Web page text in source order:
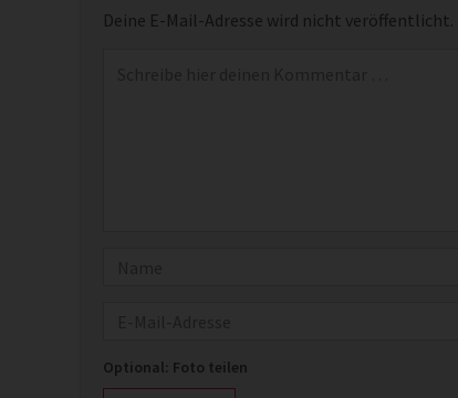
Deine E-Mail-Adresse wird nicht veröffentlicht.
Optional: Foto teilen